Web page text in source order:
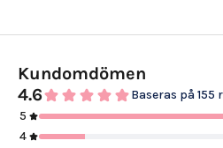
Kundomdömen
4.6
Baseras på 155
5
4